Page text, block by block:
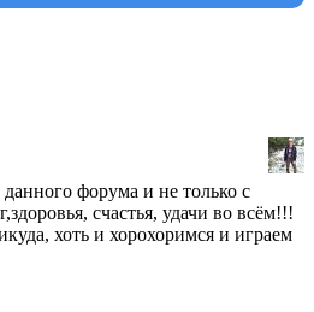
форума и не только с
счастья, удачи во всём!!!
хоть и хорохоримся и играем